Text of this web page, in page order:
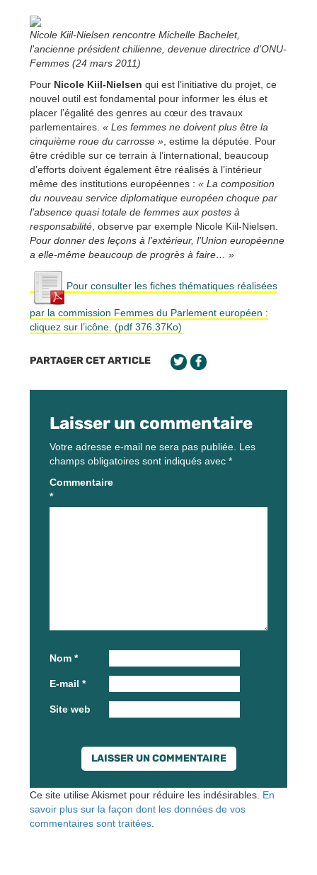
Nicole Kiil-Nielsen rencontre Michelle Bachelet,
l’ancienne président chilienne, devenue directrice d’ONU-
Femmes (24 mars 2011)
Pour Nicole Kiil-Nielsen qui est l’initiative du projet, ce
nouvel outil est fondamental pour informer les élus et
placer l’égalité des genres au cœur des travaux
parlementaires. « Les femmes ne doivent plus être la
cinquième roue du carrosse » , estime la députée. Pour
être crédible sur ce terrain à l’international, beaucoup
d’efforts doivent également être réalisés à l’intérieur
même des institutions européennes : « La composition
du nouveau service diplomatique européen choque par
l’absence quasi totale de femmes aux postes à
responsabilité , observe par exemple Nicole Kiil-Nielsen.
Pour donner des leçons à l’extérieur, l’Union européenne
a elle-même beaucoup de progrès à faire… »
Pour consulter les fiches thématiques réalisées
par la commission Femmes du Parlement européen :
cliquez sur l’icône. (pdf 376.37Ko)
PARTAGER CET ARTICLE
Laisser un commentaire
Votre adresse e-mail ne sera pas publiée. Les
champs obligatoires sont indiqués avec *
Commentaire
*
Nom *
E-mail *
Site web
Ce site utilise Akismet pour réduire les indésirables. En
savoir plus sur la façon dont les données de vos
commentaires sont traitées